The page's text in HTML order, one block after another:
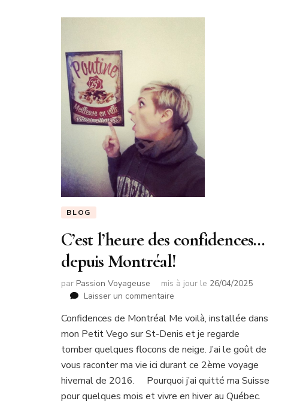
BLOG
C’est l’heure des confidences…
depuis Montréal!
par Passion Voyageuse mis à jour le 26/04/2025
Laisser un commentaire
l’heure
des
confidences…
depuis
Montréal!
Confidences de Montréal Me voilà, installée dans
mon Petit Vego sur St-Denis et je regarde
tomber quelques flocons de neige. J’ai le goût de
vous raconter ma vie ici durant ce 2ème voyage
hivernal de 2016. Pourquoi j’ai quitté ma Suisse
pour quelques mois et vivre en hiver au Québec.